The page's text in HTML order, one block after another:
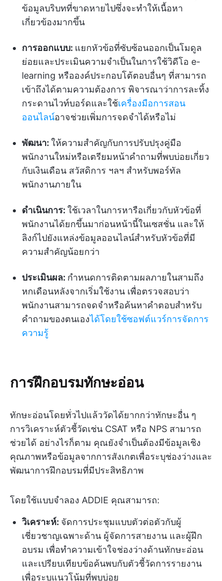
ข้อมูลบริบทที่ขาดหายไปซึ่งจะทำให้เนื้อหา
เกี่ยวข้องมากขึ้น
การออกแบบ: แยกหัวข้อที่ซับซ้อนออกเป็นโมดูล
ย่อยและประเมินความจำเป็นในการใช้วิดีโอ e-
learning หรือองค์ประกอบโต้ตอบอื่นๆ ที่สามารถ
เข้าถึงได้ตามความต้องการ พิจารณาว่าการละทิ้ง
กระดานไวท์บอร์ดและใช้เครื่องมือการสอน
ออนไลน์อาจช่วยเพิ่มการจดจำได้หรือไม่
พัฒนา: ให้ความสำคัญกับการปรับปรุงคู่มือ
พนักงานใหม่หรือเตรียมหน้าคำถามที่พบบ่อยเกี่ยว
กับเงินเดือน สวัสดิการ ฯลฯ สำหรับพอร์ทัล
พนักงานภายใน
ดำเนินการ: ใช้เวลาในการหารือเกี่ยวกับหัวข้อที่
พนักงานได้ยกขึ้นมาก่อนหน้านี้ในเซสชั่น และให้
ลิงก์ไปยังแหล่งข้อมูลออนไลน์สำหรับหัวข้อที่มี
ความสำคัญน้อยกว่า
ประเมินผล: กำหนดการติดตามผลภายในสามถึง
หกเดือนหลังจากเริ่มใช้งาน เพื่อตรวจสอบว่า
พนักงานสามารถจดจำหรือค้นหาคำตอบสำหรับ
คำถามของตนเองได้โดยใช้ซอฟต์แวร์การจัดการ
ความรู้
การฝึกอบรมทักษะอ่อน
ทักษะอ่อนโดยทั่วไปแล้ววัดได้ยากกว่าทักษะอื่น ๆ
การวิเคราะห์ตัวชี้วัดเช่น CSAT หรือ NPS สามารถ
ช่วยได้ อย่างไรก็ตาม คุณยังจำเป็นต้องมีข้อมูลเชิง
คุณภาพหรือข้อมูลจากการสังเกตเพื่อระบุช่องว่างและ
พัฒนาการฝึกอบรมที่มีประสิทธิภาพ
โดยใช้แบบจำลอง ADDIE คุณสามารถ:
วิเคราะห์: จัดการประชุมแบบตัวต่อตัวกับผู้
เชี่ยวชาญเฉพาะด้าน ผู้จัดการสายงาน และผู้ฝึก
อบรม เพื่อทำความเข้าใจช่องว่างด้านทักษะอ่อน
และเปรียบเทียบข้อค้นพบกับตัวชี้วัดการรายงาน
เพื่อระบุแนวโน้มที่พบบ่อย